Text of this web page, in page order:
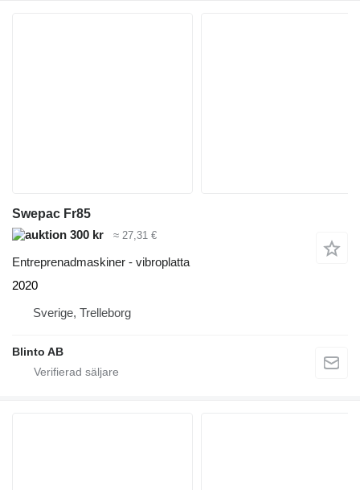
Swepac Fr85
300 kr
≈ 27,31 €
Entreprenadmaskiner - vibroplatta
2020
Sverige, Trelleborg
Blinto AB